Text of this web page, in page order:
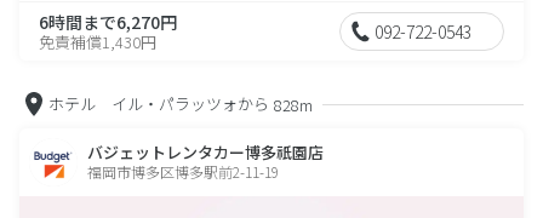
6時間まで6,270円
免責補償1,430円 092-722-0543
ホテル イル・パラッツォから 828m
バジェットレンタカー博多祇園店
福岡市博多区博多駅前2-11-19